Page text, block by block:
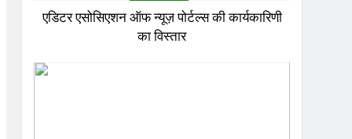
एडिटर एसोसिएशन ऑफ न्यूज़ पोर्टल्स की कार्यकारिणी
का विस्तार